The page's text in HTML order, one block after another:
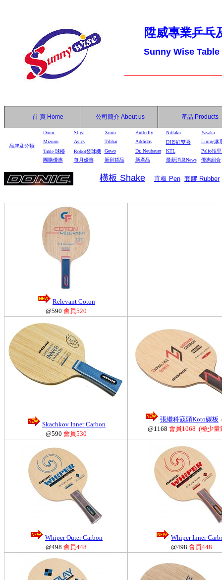
陞威專業乒乓
Sunny Wise
首 頁 Home 公司簡介 About us 產品 Products
品牌及分類:
Donic Stiga Xiom Butterfly Nittaku
Yasaka
Mizuno
Asics Tibhar Addidas DHS紅雙喜
Lining李
Table 球檯 Robot發球機 Gewo Dr. Neubauer KTL
Palio拍
團購優惠
每月優惠 新到貨品 新產品 最新消息News 優惠組合
橫板 Shake 直板 Pen 套膠 Rubber
Relevant Coton
@590 會員520
Skachkov Inner Carbon
@590 會員530
張繼科寇頭Koto碳板
@1168 會員1068 (極少量
Whiper Outer Carbon
@498 會員448
Whiper Inner
@498 會員448